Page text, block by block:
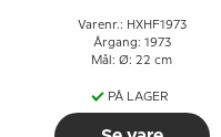
Varenr.: HXHF1973
Årgang: 1973
Mål: Ø: 22 cm
PÅ LAGER